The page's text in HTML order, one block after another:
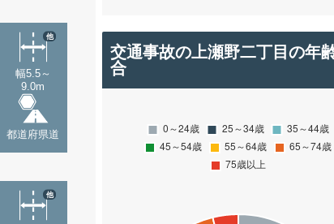
幅5.5～
9.0m
他
都道府県道
他
交通事故の上瀬野二丁目の年
合